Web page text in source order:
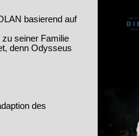
basierend auf
seiner Familie
denn Odysseus
des